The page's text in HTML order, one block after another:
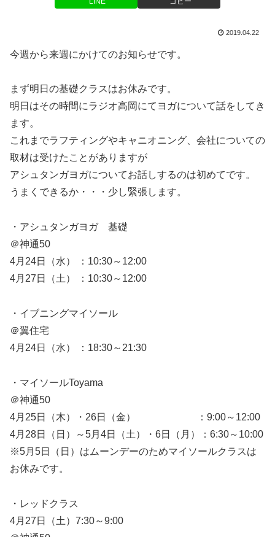
2019.04.22
今週から来週にかけてのお知らせです。
まず明日の基礎クラスはお休みです。
明日はその時間にラジオ高岡にてヨガについて話をしてき
ます。
これまでラフティングやキャニオニング、会社についての
取材は受けたことがありますが
アシュタンガヨガについてお話しするのは初めてです。
うまくできるか・・・少し緊張します。
・アシュタンガヨガ 基礎
＠神通50
4月24日（水） ：10:30～12:00
4月27日（土） ：10:30～12:00
・イブニングマイソール
＠翼住宅
4月24日（水） ：18:30～21:30
・マイソールToyama
＠神通50
4月25日（木）・26日（金） ：9:00～12:00
4月28日（日）～5月4日（土）・6日（月）：6:30～10:00
※5月5日（日）はムーンデーのためマイソールクラスは
お休みです。
・レッドクラス
4月27日（土）7:30～9:00